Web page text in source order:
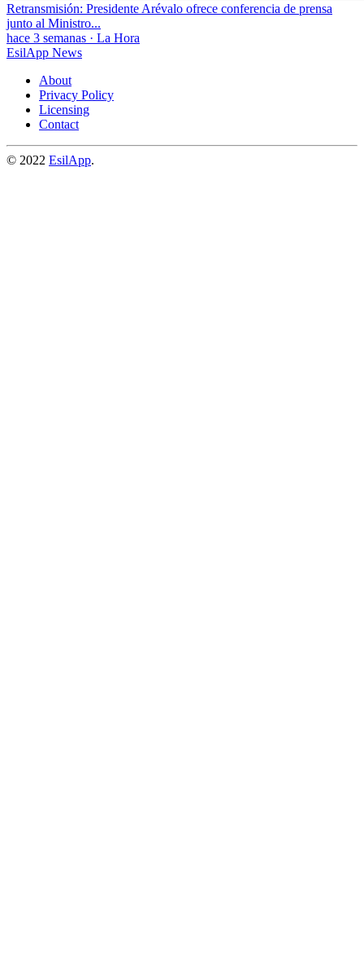
Retransmisión: Presidente Arévalo ofrece conferencia de prensa
junto al Ministro...
hace 3 semanas · La Hora
EsilApp News
About
Privacy Policy
Licensing
Contact
© 2022 EsilApp.